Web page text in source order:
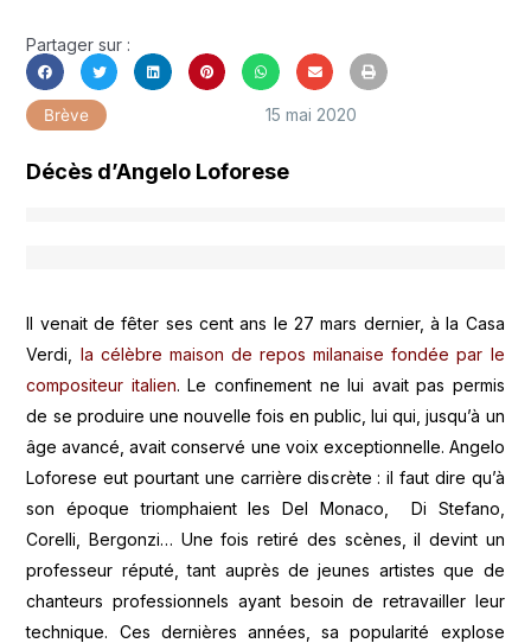
Partager sur :
Brève 15 mai 2020
Décès d’Angelo Loforese
Il venait de fêter ses cent ans le 27 mars dernier, à la Casa
Verdi, la célèbre maison de repos milanaise fondée par le
compositeur italien. Le confinement ne lui avait pas permis
de se produire une nouvelle fois en public, lui qui, jusqu’à un
âge avancé, avait conservé une voix exceptionnelle. Angelo
Loforese eut pourtant une carrière discrète : il faut dire qu’à
son époque triomphaient les Del Monaco, Di Stefano,
Corelli, Bergonzi… Une fois retiré des scènes, il devint un
professeur réputé, tant auprès de jeunes artistes que de
chanteurs professionnels ayant besoin de retravailler leur
technique. Ces dernières années, sa popularité explose